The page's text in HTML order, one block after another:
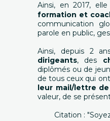
Ainsi, en 2017,
formation et
communication
parole en public,
Ainsi, depuis 2
dirigeants, des
diplômés ou de
de tous ceux qui
leur mail/lettre
valeur, de se
Citation :